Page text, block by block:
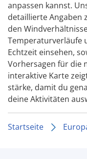
anpassen kannst.
detaillierte Angaben
den
Temperaturverläufe
Echtzeit einsehen,
Vorhersagen für die
interaktive Karte
stärke, damit du
deine Aktivitäten
Startseite